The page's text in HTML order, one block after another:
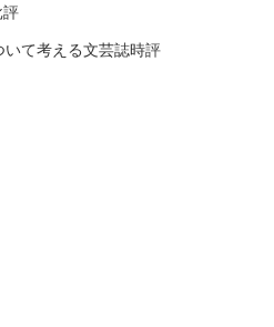
て考える文芸誌時評